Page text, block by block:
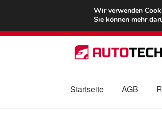
Zur
Navigation
Zum
Inhalt
Startseite AGB
Wir verwenden
Sie können mehr